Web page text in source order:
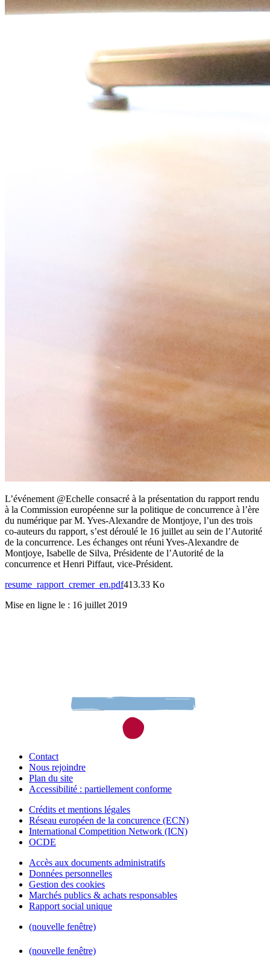
L’événement @Echelle consacré à la présentation du rapport rendu
à la Commission européenne sur la politique de concurrence à l’ère
du numérique par M. Yves-Alexandre de Montjoye, l’un des trois
co-auteurs du rapport, s’est déroulé le 16 juillet au sein de l’Autorité
de la concurrence. Les échanges ont réuni Yves-Alexandre de
Montjoye, Isabelle de Silva, Présidente de l’Autorité de la
concurrence et Henri Piffaut, vice-Président.
resume_rapport_cremer_en.pdf413.33 Ko
Mise en ligne le : 16 juillet 2019
Contact
Nous rejoindre
Plan du site
Accessibilité : partiellement conforme
Crédits et mentions légales
Réseau européen de la concurence (ECN)
International Competition Network (ICN)
OCDE
Accès aux documents administratifs
Données personnelles
Gestion des cookies
Marchés publics & achats responsables
Rapport social unique
(nouvelle fenêtre)
(nouvelle fenêtre)